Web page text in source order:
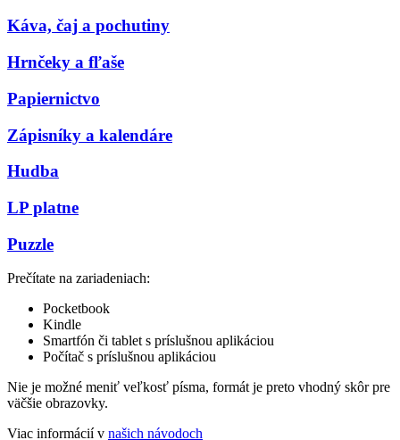
Káva, čaj a pochutiny
Hrnčeky a fľaše
Papiernictvo
Zápisníky a kalendáre
Hudba
LP platne
Puzzle
Prečítate na zariadeniach:
Pocketbook
Kindle
Smartfón či tablet s príslušnou aplikáciou
Počítač s príslušnou aplikáciou
Nie je možné meniť veľkosť písma, formát je preto vhodný skôr pre
väčšie obrazovky.
Viac informácií v našich návodoch